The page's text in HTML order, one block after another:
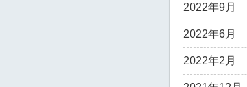
2022年9月
2022年6月
2022年2月